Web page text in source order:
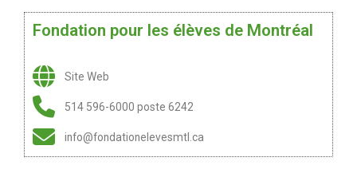
Fondation pour les élèves de Montréal
Site Web
514 596-6000 poste 6242
info@fondationelevesmtl.ca